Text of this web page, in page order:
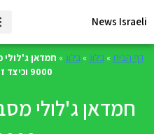
News Israeli
דף הבית »בלוג »בלוג »
9000 וכיצד זה יכול לעזור לו
חמדאן ג'לולי